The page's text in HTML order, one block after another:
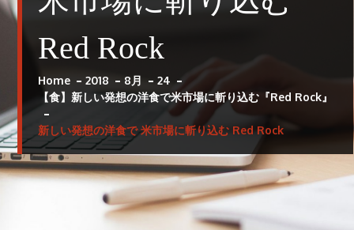
Red Rock
Home 2018 8月
24
【食】新しい発想の洋食で米市場に斬り込む『Red Rock』
新しい発想の洋食で 米市場に斬り込む Red Rock